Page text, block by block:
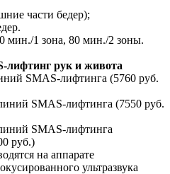
части бедер);
мин./1 зона, 80 мин./2 зоны.
лифтинг рук и живота
SMAS-лифтинга (5760 руб.
SMAS-лифтинга (7550 руб.
SMAS-лифтинга
руб.)
на аппарате
ультразвука